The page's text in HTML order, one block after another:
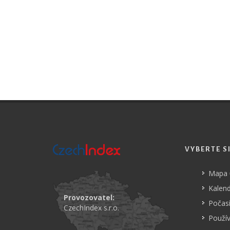
Provozovatel:
CzechIndex s.r.o.
VYBERTE SI
Mapa